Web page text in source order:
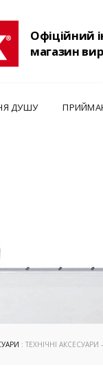
Офіційний
магазин
ДУШУ
: ТЕХНІЧНІ